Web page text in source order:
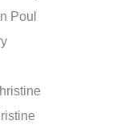
Poul